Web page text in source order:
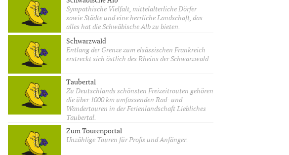
Sympathische Vielfalt, mittelalterliche Dörfer
sowie Städte und eine herrliche Landschaft, das
alles hat die Schwäbische Alb zu bieten.
Schwarzwald
Entlang der Grenze zum elsässischen Frankreich
erstreckt sich östlich des Rheins der Schwarzwald.
Taubertal
Zu Deutschlands schönsten Freizeitrouten gehören
die über 1000 km umfassenden Rad- und
Wandertouren in der Ferienlandschaft Liebliches
Taubertal.
Zum Tourenportal
Unzählige Touren für Profis und Anfänger.